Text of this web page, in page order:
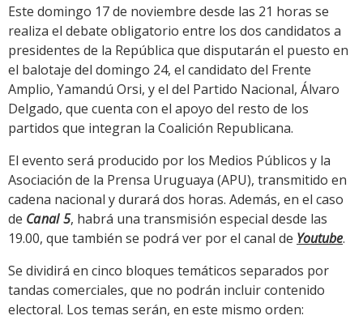
Link
Este domingo 17 de noviembre desde las 21 horas se
realiza el debate obligatorio entre los dos candidatos a
presidentes de la República que disputarán el puesto en
el balotaje del domingo 24, el candidato del Frente
Amplio, Yamandú Orsi, y el del Partido Nacional, Álvaro
Delgado, que cuenta con el apoyo del resto de los
partidos que integran la Coalición Republicana.
El evento será producido por los Medios Públicos y la
Asociación de la Prensa Uruguaya (APU), transmitido en
cadena nacional y durará dos horas. Además, en el caso
de Canal 5, habrá una transmisión especial desde las
19.00, que también se podrá ver por el canal de Youtube.
Se dividirá en cinco bloques temáticos separados por
tandas comerciales, que no podrán incluir contenido
electoral. Los temas serán, en este mismo orden: